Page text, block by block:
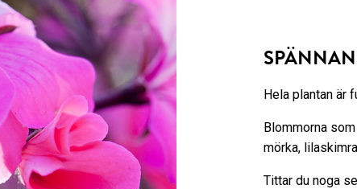
Hela plantan är
Blommorna
mörka,
Tittar du noga